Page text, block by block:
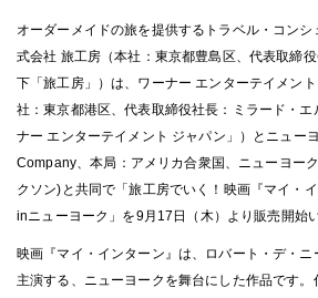
オーダーメイドの旅を提供するトラベル・コン
式会社 旅工房（本社：東京都豊島区、代表取締
下「旅工房」）は、ワーナー エンターテイメン
社：東京都港区、代表取締役社長：ミラード・
ナー エンターテイメント ジャパン」）とニュー
Company、本局：アメリカ合衆国、ニューヨー
クソン)と共同で「旅工房でいく！映画『マイ・
inニューヨーク」を9月17日（木）より販売開始
映画『マイ・インターン』は、ロバート・デ・
主演する、ニューヨークを舞台にした作品です